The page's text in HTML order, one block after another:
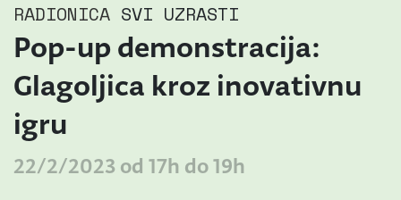
RADIONICA SVI UZRASTI
Pop-up demonstracija:
Glagoljica kroz inovativnu
igru
22/2/2023 od 17h do 19h